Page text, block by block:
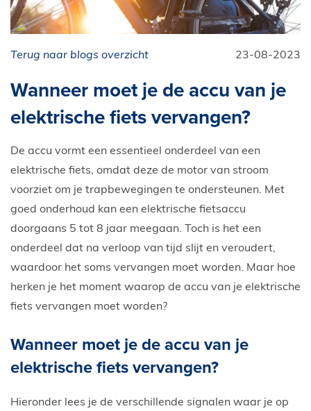
[php snippet=16]
E-Bike private shopping
Terug naar blogs overzicht 23-08-2023
Wanneer moet je de accu van je
elektrische fiets vervangen?
De accu vormt een essentieel onderdeel van een
elektrische fiets, omdat deze de motor van stroom
voorziet om je trapbewegingen te ondersteunen. Met
goed onderhoud kan een elektrische fietsaccu
doorgaans 5 tot 8 jaar meegaan. Toch is het een
onderdeel dat na verloop van tijd slijt en veroudert,
waardoor het soms vervangen moet worden. Maar hoe
herken je het moment waarop de accu van je elektrische
fiets vervangen moet worden?
Wanneer moet je de accu van je
elektrische fiets vervangen?
Hieronder lees je de verschillende signalen waar je op